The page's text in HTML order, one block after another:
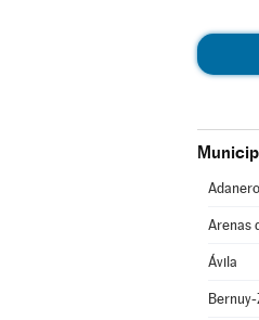
Adanero
Arenas
Ávila